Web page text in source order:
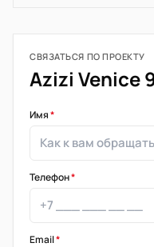
СВЯЗАТЬСЯ ПО ПРОЕКТУ
Azizi Venice
Имя*
Телефон*
Email*